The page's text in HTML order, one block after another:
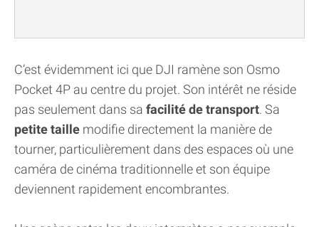
C’est évidemment ici que DJI ramène son Osmo
Pocket 4P au centre du projet. Son intérêt ne réside
pas seulement dans sa facilité de transport. Sa
petite taille modifie directement la manière de
tourner, particulièrement dans des espaces où une
caméra de cinéma traditionnelle et son équipe
deviennent rapidement encombrantes.